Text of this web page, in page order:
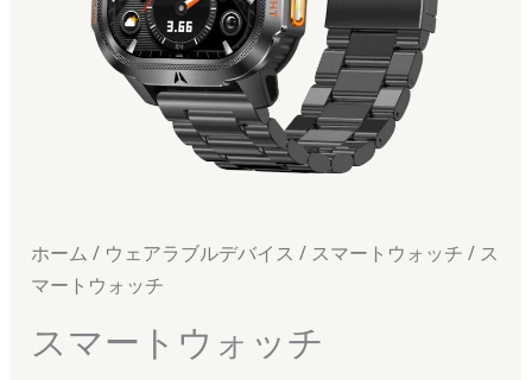
ホーム / ウェアラブルデバイス / スマートウォッチ / ス
マートウォッチ
スマートウォッチ